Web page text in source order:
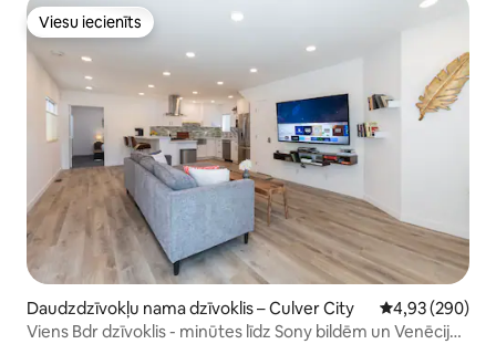
Viesu iecienīts
Viesu iecienīts
Daudzdzīvokļu nama dzīvoklis – Culver City Vidējais
4,93 (290)
Viens Bdr dzīvoklis - minūtes līdz Sony bildēm un Venēcijas